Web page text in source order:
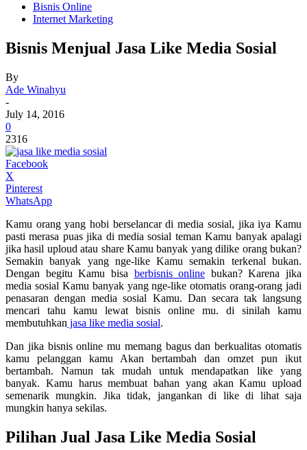
Bisnis Online
Internet Marketing
Bisnis Menjual Jasa Like Media Sosial
By
Ade Winahyu
-
July 14, 2016
0
2316
Facebook
X
Pinterest
WhatsApp
Kamu orang yang hobi berselancar di media sosial, jika iya Kamu
pasti merasa puas jika di media sosial teman Kamu banyak apalagi
jika hasil uploud atau share Kamu banyak yang dilike orang bukan?
Semakin banyak yang nge-like Kamu semakin terkenal bukan.
Dengan begitu Kamu bisa berbisnis online bukan? Karena jika
media sosial Kamu banyak yang nge-like otomatis orang-orang jadi
penasaran dengan media sosial Kamu. Dan secara tak langsung
mencari tahu kamu lewat bisnis online mu. di sinilah kamu
membutuhkan jasa like media sosial.
Dan jika bisnis online mu memang bagus dan berkualitas otomatis
kamu pelanggan kamu Akan bertambah dan omzet pun ikut
bertambah. Namun tak mudah untuk mendapatkan like yang
banyak. Kamu harus membuat bahan yang akan Kamu upload
semenarik mungkin. Jika tidak, jangankan di like di lihat saja
mungkin hanya sekilas.
Pilihan Jual Jasa Like Media Sosial